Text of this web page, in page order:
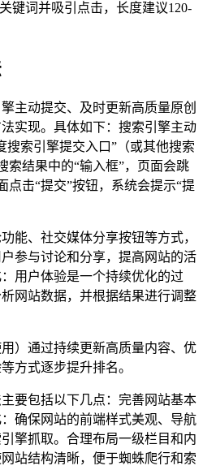
关键词并吸引点击，长度建议120-
主动提交、及时更新高质量原创
实现。具体如下：搜索引擎主动
搜索引擎提交入口”（或其他搜索
索结果中的“输入框”，页面会跳
点击“提交”按钮，系统会提示“提
能、社交媒体分享按钮等方式，
参与讨论和分享，提高网站的活
用户体验是一个持续优化的过
网站数据，并根据结果进行调整
）通过持续更新高质量内容、优
方式逐步提升排名。
要包括以下几点：完善网站基本
确保网站的前端样式美观、导航
擎抓取。合理布局一级栏目和内
站结构清晰，便于蜘蛛爬行和索